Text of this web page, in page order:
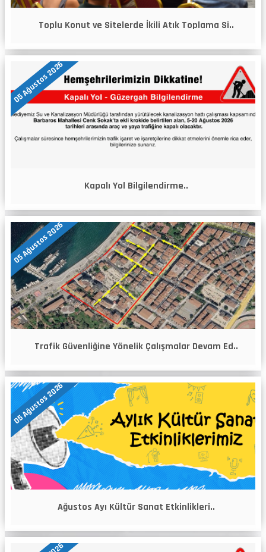
Toplu Konut ve Sitelerde İkili Atık Toplama Si..
05 Ağustos 2026
Kapalı Yol Bilgilendirme..
05 Ağustos 2026
Trafik Güvenliğine Yönelik Çalışmalar Devam Ed..
05 Ağustos 2026
Ağustos Ayı Kültür Sanat Etkinlikleri..